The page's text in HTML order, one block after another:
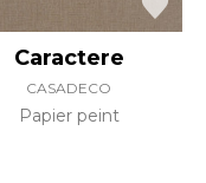
Caractere
CASADECO
Papier peint